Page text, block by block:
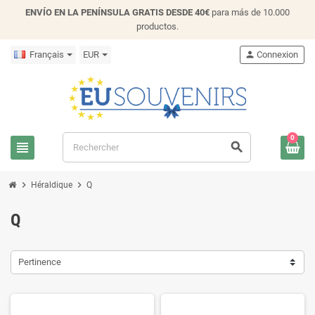
ENVÍO EN LA PENÍNSULA GRATIS DESDE 40€ para más de 10.000
productos.
Français EUR
view_headline search
person Connexion
0
chevron_right Héraldique chevron_right Q
Q
Pertinence